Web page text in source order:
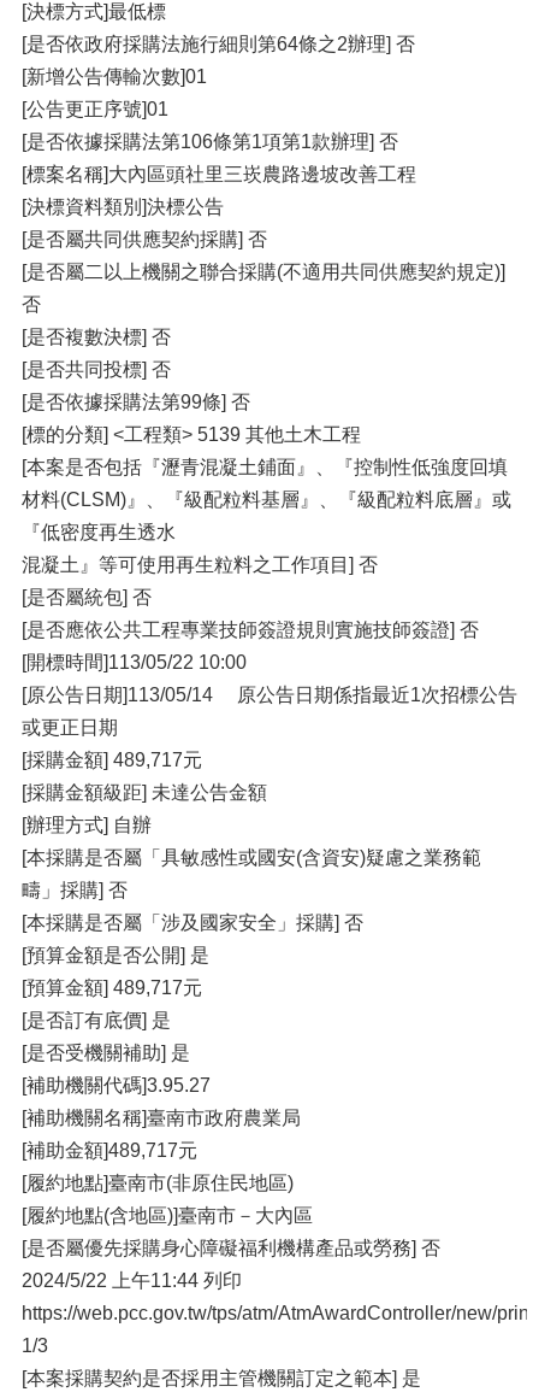
[決標⽅式]最低標
[是否依政府採購法施⾏細則第64條之2辦理] 否
[新增公告傳輸次數]01
[公告更正序號]01
[是否依據採購法第106條第1項第1款辦理] 否
[標案名稱]⼤內區頭社⾥三崁農路邊坡改善⼯程
[決標資料類別]決標公告
[是否屬共同供應契約採購] 否
[是否屬⼆以上機關之聯合採購(不適⽤共同供應契約規定)]
否
[是否複數決標] 否
[是否共同投標] 否
[是否依據採購法第99條] 否
[標的分類] <⼯程類> 5139 其他⼟⽊⼯程
[本案是否包括『瀝青混凝⼟鋪⾯』、『控制性低強度回填
材料(CLSM)』、『級配粒料基層』、『級配粒料底層』或
『低密度再⽣透⽔
混凝⼟』等可使⽤再⽣粒料之⼯作項⽬] 否
[是否屬統包] 否
[是否應依公共⼯程專業技師簽證規則實施技師簽證] 否
[開標時間]113/05/22 10:00
[原公告⽇期]113/05/14 原公告⽇期係指最近1次招標公告
或更正⽇期
[採購⾦額] 489,717元
[採購⾦額級距] 未達公告⾦額
[辦理⽅式] ⾃辦
[本採購是否屬「具敏感性或國安(含資安)疑慮之業務範
疇」採購] 否
[本採購是否屬「涉及國家安全」採購] 否
[預算⾦額是否公開] 是
[預算⾦額] 489,717元
[是否訂有底價] 是
[是否受機關補助] 是
[補助機關代碼]3.95.27
[補助機關名稱]臺南市政府農業局
[補助⾦額]489,717元
[履約地點]臺南市(非原住⺠地區)
[履約地點(含地區)]臺南市－⼤內區
[是否屬優先採購⾝⼼障礙福利機構產品或勞務] 否
2024/5/22 上午11:44 列印
https://web.pcc.gov.tw/tps/atm/AtmAwardController/new/
1/3
[本案採購契約是否採⽤主管機關訂定之範本] 是